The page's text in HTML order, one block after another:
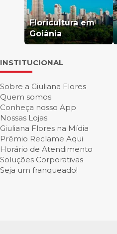
Floricultura em
Goiânia
INSTITUCIONAL
Sobre a Giuliana Flores
Quem somos
Conheça nosso App
Nossas Lojas
Giuliana Flores na Mídia
Prêmio Reclame Aqui
Horário de Atendimento
Soluções Corporativas
Seja um franqueado!